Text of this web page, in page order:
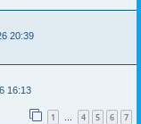
20:39
16:13
1 … 4 5 6 7